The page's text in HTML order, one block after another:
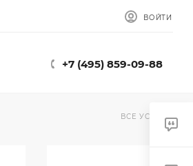
ВОЙТИ
+7 (495) 859-09-88
ВСЕ УСЛУГИ